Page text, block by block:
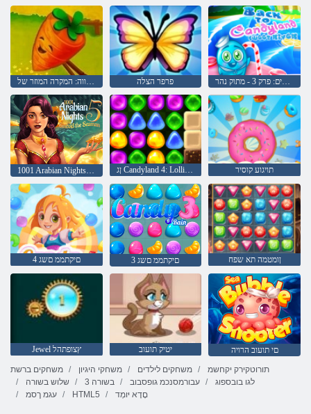
פרפר הצלה
1001 Arabian Nights 5: ןמיס דבניס ןג Candyland 4: Lollipop הרזח תויגוע קוסיר
4 םיקתממ םשג 3 םיקתממ םשג ןומטמה תא שפח
Jewel ץצופתהל יטיק תועוב
םי תועוב הרויה
משחקים ברשת
משחקי היגיון משחקים לילדים
תורוטקירק יקחשמ
שלוש בשורה
3 בשורה עבורמסנכמ גופסבוב
לגו בובספוג
עגמ ךסמ
HTML5 םָדָא יּומְד